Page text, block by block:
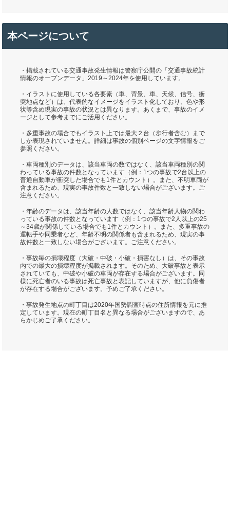
本ページについて
・掲載されている交通事故発生情報は警察庁公開の「交通事故統計
情報のオープンデータ」2019～2024年を使用しています。
・イラストに使用している各要素（車、背景、車、天候、信号、衝
突地点など）は、代表的なイメージをイラスト化しており、色や形
状等含め現実の事故の状況とは異なります。あくまで、事故のイメ
ージとして参考までにご活用ください。
・多重事故の場合でもイラスト上では最大２台（歩行者含む）まで
しか表現されていません。詳細は事故の個別ページの文字情報をご
参照ください。
・車両種別のデータは、該当車両の数ではなく、該当車両種別の関
わっている事故の件数となっています（例：1つの事故で2台以上の
普通自動車が衝突した場合でも1件とカウント）。また、不明車両が
含まれるため、現実の事故件数と一致しない場合がございます。ご
注意ください。
・年齢のデータは、該当年齢の人数ではなく、該当年齢人物の関わ
っている事故の件数となっています（例：1つの事故で2人以上の25
～34歳が関係している場合でも1件とカウント）。また、多重事故の
運転手や同乗者など、年齢不明の関係者も含まれるため、現実の事
故件数と一致しない場合がございます。ご注意ください。
・事故毎の損壊程度（大破・中破・小破・損害なし）は、その事故
内での最大の損壊程度が掲載されます。そのため、大破事故と表示
されていても、中破や小破の車両が存在する場合がございます。同
様に死亡者のいる事故は死亡事故と表記していますが、他に負傷者
が存在する場合がございます。予めご了承ください。
・事故発生地点の町丁目は2020年国勢調査時点の住所情報を元に推
定しています。現在の町丁目名と異なる場合がございますので、あ
らかじめご了承ください。